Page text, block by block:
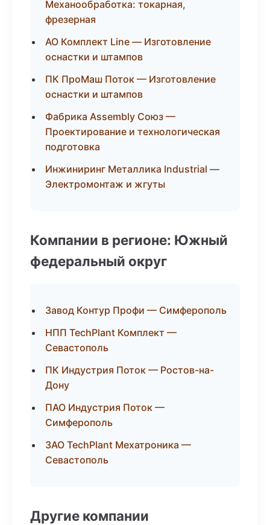
Механообработка: токарная,
фрезерная
АО Комплект Line — Изготовление
оснастки и штампов
ПК ПроМаш Поток — Изготовление
оснастки и штампов
Фабрика Assembly Союз —
Проектирование и технологическая
подготовка
Инжиниринг Металлика Industrial —
Электромонтаж и жгуты
Компании в регионе: Южный
федеральный округ
Завод Контур Профи — Симферополь
НПП TechPlant Комплект —
Севастополь
ПК Индустрия Поток — Ростов-на-
Дону
ПАО Индустрия Поток —
Симферополь
ЗАО TechPlant Мехатроника —
Севастополь
Другие компании